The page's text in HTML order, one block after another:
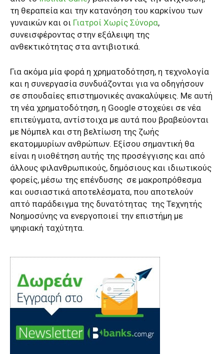
τη θεραπεία και την κατανόηση του καρκίνου των
γυναικών και οι Γιατροί Χωρίς Σύνορα,
συνεισφέροντας στην εξάλειψη της
ανθεκτικότητας στα αντιβιοτικά.
Για ακόμα μία φορά η χρηματοδότηση, η τεχνολογία
και η συνεργασία συνδυάζονται για να οδηγήσουν
σε σπουδαίες επιστημονικές ανακαλύψεις. Με αυτή
τη νέα χρηματοδότηση, η Google στοχεύει σε νέα
επιτεύγματα, αντίστοιχα με αυτά που βραβεύονται
με Νόμπελ και στη βελτίωση της ζωής
εκατομμυρίων ανθρώπων. Εξίσου σημαντική θα
είναι η υιοθέτηση αυτής της προσέγγισης και από
άλλους φιλανθρωπικούς, δημόσιους και ιδιωτικούς
φορείς, μέσω της επένδυσης σε μακροπρόθεσμα
και ουσιαστικά αποτελέσματα, που αποτελούν
απτό παράδειγμα της δυνατότητας της Τεχνητής
Νοημοσύνης να ενεργοποιεί την επιστήμη με
ψηφιακή ταχύτητα.